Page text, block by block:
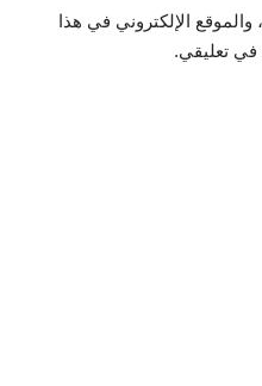
الإلكتروني في هذا
في تعليقي.